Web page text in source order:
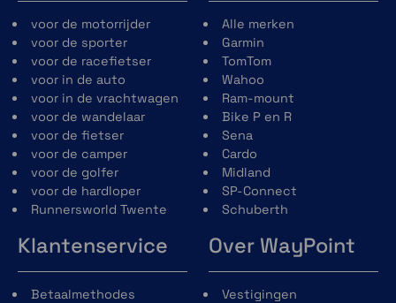
voor de motorrijder
voor de sporter
voor de racefietser
voor in de auto
voor in de vrachtwagen
voor de wandelaar
voor de fietser
voor de camper
voor de golfer
voor de hardloper
Runnersworld Twente
Alle merken
Garmin
TomTom
Wahoo
Ram-mount
Bike P en R
Sena
Cardo
Midland
SP-Connect
Schuberth
Klantenservice
Betaalmethodes
Over WayPoint
Vestigingen